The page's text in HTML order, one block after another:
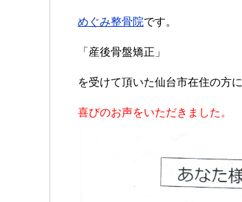
めぐみ整骨院です。
「産後骨盤矯正」
を受けて頂いた仙台市在住の方に
喜びのお声をいただきました。